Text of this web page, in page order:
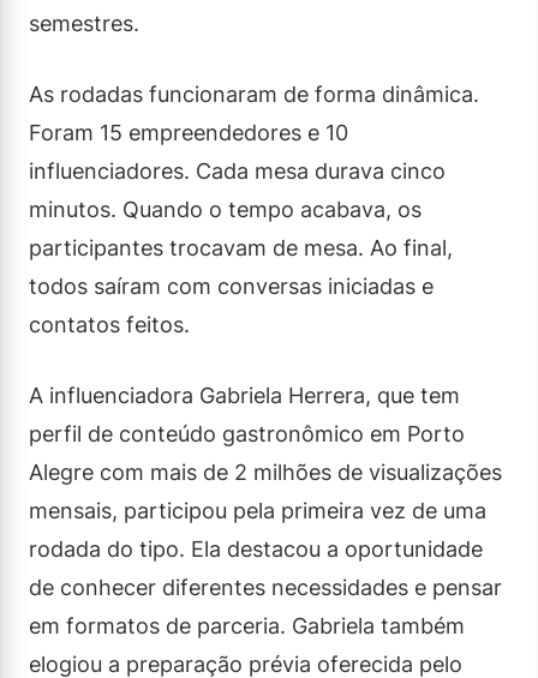
semestres.
As rodadas funcionaram de forma dinâmica.
Foram 15 empreendedores e 10
influenciadores. Cada mesa durava cinco
minutos. Quando o tempo acabava, os
participantes trocavam de mesa. Ao final,
todos saíram com conversas iniciadas e
contatos feitos.
A influenciadora Gabriela Herrera, que tem
perfil de conteúdo gastronômico em Porto
Alegre com mais de 2 milhões de visualizações
mensais, participou pela primeira vez de uma
rodada do tipo. Ela destacou a oportunidade
de conhecer diferentes necessidades e pensar
em formatos de parceria. Gabriela também
elogiou a preparação prévia oferecida pelo